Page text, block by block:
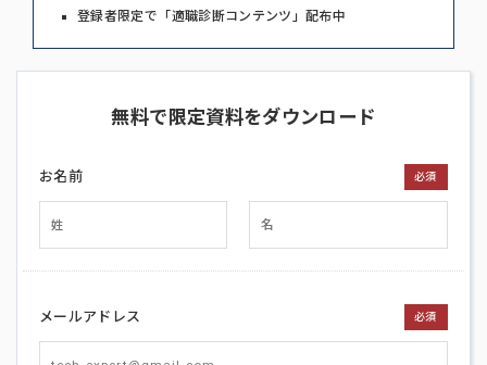
登録者限定で「適職診断コンテンツ」配布中
無料で限定資料をダウンロード
お名前 必須
メールアドレス 必須